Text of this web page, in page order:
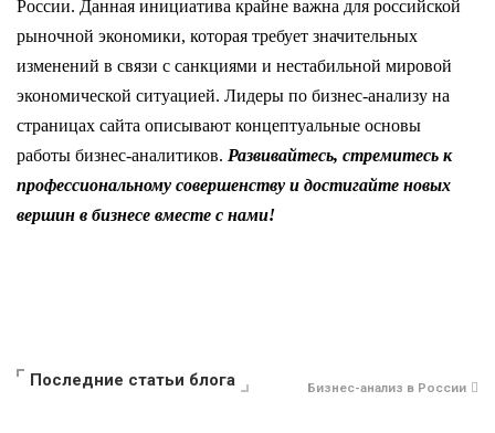
России. Данная инициатива крайне важна для российской
рыночной экономики, которая требует значительных
изменений в связи с санкциями и нестабильной мировой
экономической ситуацией. Лидеры по бизнес-анализу на
страницах сайта описывают концептуальные основы
работы бизнес-аналитиков. Развивайтесь, стремитесь к
профессиональному совершенству и достигайте новых
вершин в бизнесе вместе с нами!
Последние статьи блога Бизнес-анализ в России